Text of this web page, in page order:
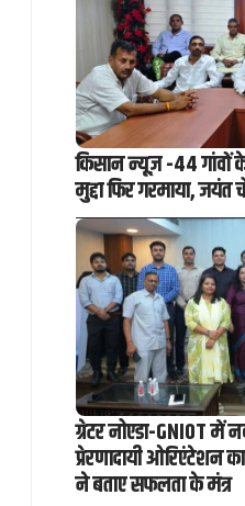
किसान न्यूज़ -44 गांवों
मुद्दा फिर गरमाया, जयंत
ग्रेटर नोएडा-GNIOT में
प्रेरणादायी ओरिएंटेशन
ने बताए सफलता के मंत्र